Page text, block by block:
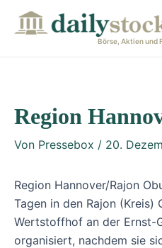
Inhalt
Börse, Aktien und
Region
Von Pressebox / 20.
Region Hannover/Rajon
Tagen in den Rajon
Wertstoffhof an der Ernst-
organisiert, nachdem sie
navigation